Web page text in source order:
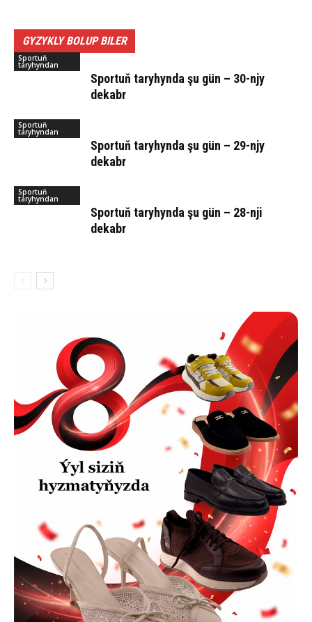
GYZYKLY BOLUP BILER
Sportuň
taryhyndan
Sportuň taryhynda şu gün – 30-njy
dekabr
Sportuň
taryhyndan
Sportuň taryhynda şu gün – 29-njy
dekabr
Sportuň
taryhyndan
Sportuň taryhynda şu gün – 28-nji
dekabr